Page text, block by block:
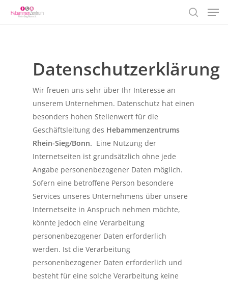
Datenschutzerklärung
Wir freuen uns sehr über Ihr Interesse an
unserem Unternehmen. Datenschutz hat einen
besonders hohen Stellenwert für die
Geschäftsleitung des Hebammenzentrums
Rhein-Sieg/Bonn. Eine Nutzung der
Internetseiten ist grundsätzlich ohne jede
Angabe personenbezogener Daten möglich.
Sofern eine betroffene Person besondere
Services unseres Unternehmens über unsere
Internetseite in Anspruch nehmen möchte,
könnte jedoch eine Verarbeitung
personenbezogener Daten erforderlich
werden. Ist die Verarbeitung
personenbezogener Daten erforderlich und
besteht für eine solche Verarbeitung keine